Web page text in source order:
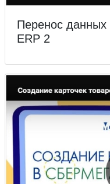
Перенос
ERP 2